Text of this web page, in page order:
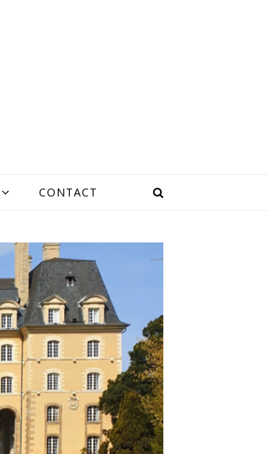
CONTACT